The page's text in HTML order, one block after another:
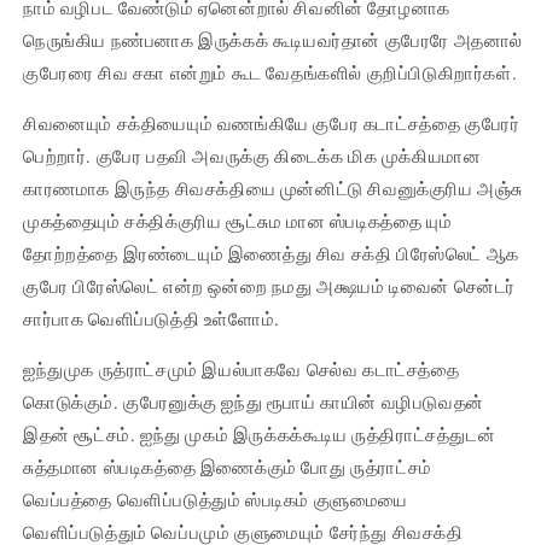
நாம் வழிபட வேண்டும் ஏனென்றால் சிவனின் தோழனாக
நெருங்கிய நண்பனாக இருக்கக் கூடியவர்தான் குபேரரே அதனால்
குபேரரை சிவ சகா என்றும் கூட வேதங்களில் குறிப்பிடுகிறார்கள்.
சிவனையும் சக்தியையும் வணங்கியே குபேர கடாட்சத்தை குபேரர்
பெற்றார். குபேர பதவி அவருக்கு கிடைக்க மிக முக்கியமான
காரணமாக இருந்த சிவசக்தியை முன்னிட்டு சிவனுக்குரிய அஞ்சு
முகத்தையும் சக்திக்குரிய சூட்சும மான ஸ்படிகத்தை யும்
தோற்றத்தை இரண்டையும் இணைத்து சிவ சக்தி பிரேஸ்லெட் ஆக
குபேர பிரேஸ்லெட் என்ற ஒன்றை நமது அக்ஷயம் டிவைன் சென்டர்
சார்பாக வெளிப்படுத்தி உள்ளோம்.
ஐந்துமுக ருத்ராட்சமும் இயல்பாகவே செல்வ கடாட்சத்தை
கொடுக்கும். குபேரனுக்கு ஐந்து ரூபாய் காயின் வழிபடுவதன்
இதன் சூட்சம். ஐந்து முகம் இருக்கக்கூடிய ருத்திராட்சத்துடன்
சுத்தமான ஸ்படிகத்தை இணைக்கும் போது ருத்ராட்சம்
வெப்பத்தை வெளிப்படுத்தும் ஸ்படிகம் குளுமையை
வெளிப்படுத்தும் வெப்பமும் குளுமையும் சேர்ந்து சிவசக்தி